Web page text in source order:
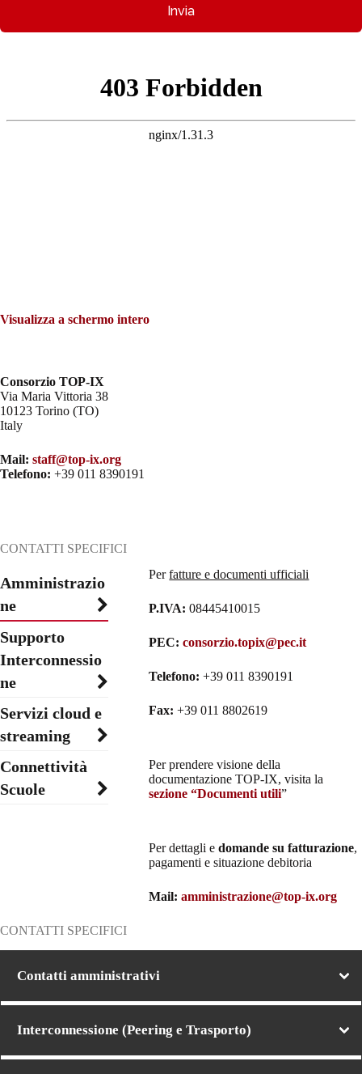
Visualizza a schermo intero
Consorzio TOP-IX
Via Maria Vittoria 38
10123 Torino (TO)
Italy
Mail: staff@top-ix.org
Telefono: +39 011 8390191
CONTATTI SPECIFICI
Amministrazio
ne
Supporto
Interconnessio
ne
Servizi cloud e
streaming
Connettività
Scuole
Perfatture e documenti ufficiali
P.IVA:08445410015
PEC: consorzio.topix@pec.it
Telefono: +39 011 8390191
Fax: +39 011 8802619
Per prendere visione della
documentazione TOP-IX, visita la
sezione “Documenti utili”
Per dettagli edomande su fatturazione,
pagamenti e situazione debitoria
Mail: amministrazione@top-ix.org
CONTATTI SPECIFICI
Contatti amministrativi
Interconnessione (Peering e Trasporto)